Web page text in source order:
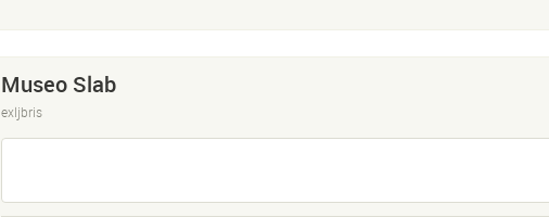
Museo Slab
exljbris